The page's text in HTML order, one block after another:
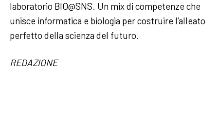
laboratorio BIO@SNS. Un mix di competenze che
unisce informatica e biologia per costruire l’alleato
perfetto della scienza del futuro.
REDAZIONE